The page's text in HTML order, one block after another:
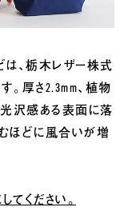
どは、栃木レザー株式
。厚さ2.3mm、植物
沢感ある表面に落
ほどに風合いが増
てください。